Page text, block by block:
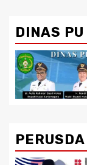
DINAS